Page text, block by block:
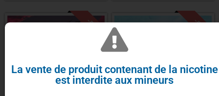
-50% -50%
La vente de produit contenant de la nicotine
est interdite aux mineurs